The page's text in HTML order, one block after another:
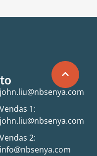
john.liu@nbsenya.com
Vendas 1:
john.liu@nbsenya.com
Vendas 2:
info@nbsenya.com